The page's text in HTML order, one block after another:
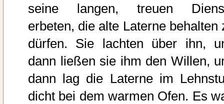
seine langen, treuen
erbeten, die alte Laterne behalten
dürfen. Sie lachten über ihn,
dann ließen sie ihm den Willen,
dann lag die Laterne im
dicht bei dem warmen Ofen. Es